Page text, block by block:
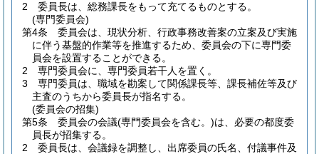
2
委員長は、総務課長をもって充てるものとする。
(専門委員会)
第4条
委員会は、現状分析、行政事務改善案の立案及び実施
に伴う基盤的作業等を推進するため、委員会の下に専門委
員会を設置することができる。
2
専門委員会に、専門委員若干人を置く。
3
専門委員は、職域を勘案して関係課長等、課長補佐等及び
主査のうちから委員長が指名する。
(委員会の招集)
第5条
委員会の会議(専門委員会を含む。)は、必要の都度委
員長が招集する。
2
委員長は、会議録を調整し、出席委員の氏名、付議事件及